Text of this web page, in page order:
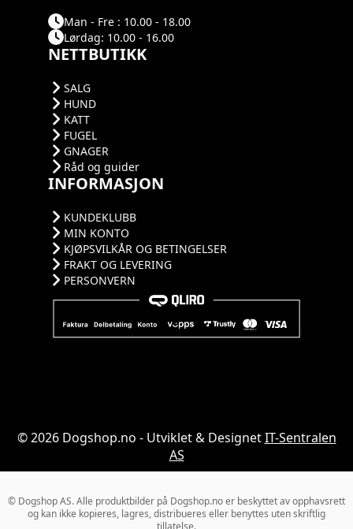
Man - Fre : 10.00 - 18.00
Lørdag: 10.00 - 16.00
NETTBUTIKK
SALG
HUND
KATT
FUGEL
GNAGER
Råd og guider
INFORMASJON
KUNDEKLUBB
MIN KONTO
KJØPSVILKÅR OG BETINGELSER
FRAKT OG LEVERING
PERSONVERN
© 2026 Dogshop.no - Utviklet & DesignetIT-Sentralen
AS
© Dogshop AS. Alle produktbilder på Dogshop.no er beskyttet av opphavsrett
og kan ikke kopieres, lagres, distribueres eller benyttes uten skriftlig